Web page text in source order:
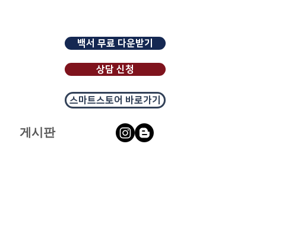
게시판
백서 무료 다운받기
상담 신청
스마트스토어 바로가기